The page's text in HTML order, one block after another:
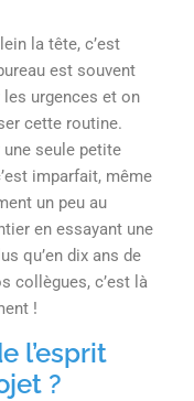
la tête, c’est
est souvent
les urgences et on
cette routine.
une seule petite
imparfait, même
un peu au
en essayant une
qu’en dix ans de
collègues, c’est là
!
l’esprit
?